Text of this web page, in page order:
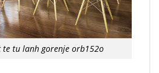
te tu lanh gorenje orb152o